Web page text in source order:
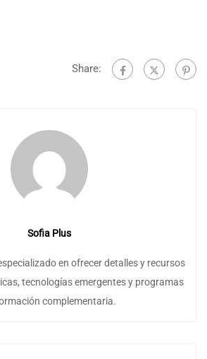
Share:
Sofia Plus
en ofrecer detalles y recursos
tecnologías emergentes y programas
complementaria.